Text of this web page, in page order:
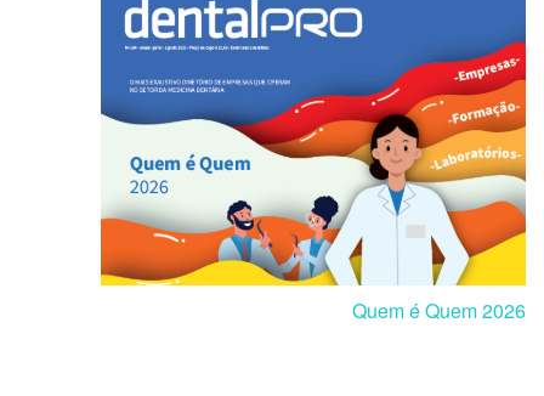
Quem é Quem 2026